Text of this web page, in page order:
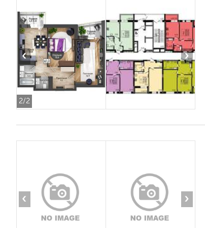
2/2
‹ ›
‹ ›